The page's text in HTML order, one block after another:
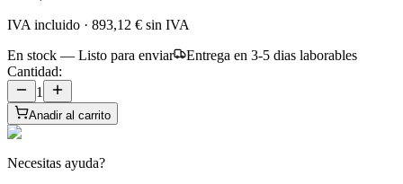
IVA incluido · 893,12 € sin IVA
En stock — Listo para enviar
Entrega en 3-5 dias laborables
Cantidad:
1
Anadir al carrito
Necesitas ayuda?